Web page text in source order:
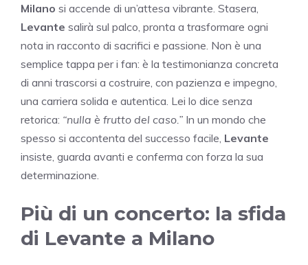
Milano si accende di un’attesa vibrante. Stasera,
Levante salirà sul palco, pronta a trasformare ogni
nota in racconto di sacrifici e passione. Non è una
semplice tappa per i fan: è la testimonianza concreta
di anni trascorsi a costruire, con pazienza e impegno,
una carriera solida e autentica. Lei lo dice senza
retorica: “nulla è frutto del caso.” In un mondo che
spesso si accontenta del successo facile, Levante
insiste, guarda avanti e conferma con forza la sua
determinazione.
Più di un concerto: la sfida
di Levante a Milano